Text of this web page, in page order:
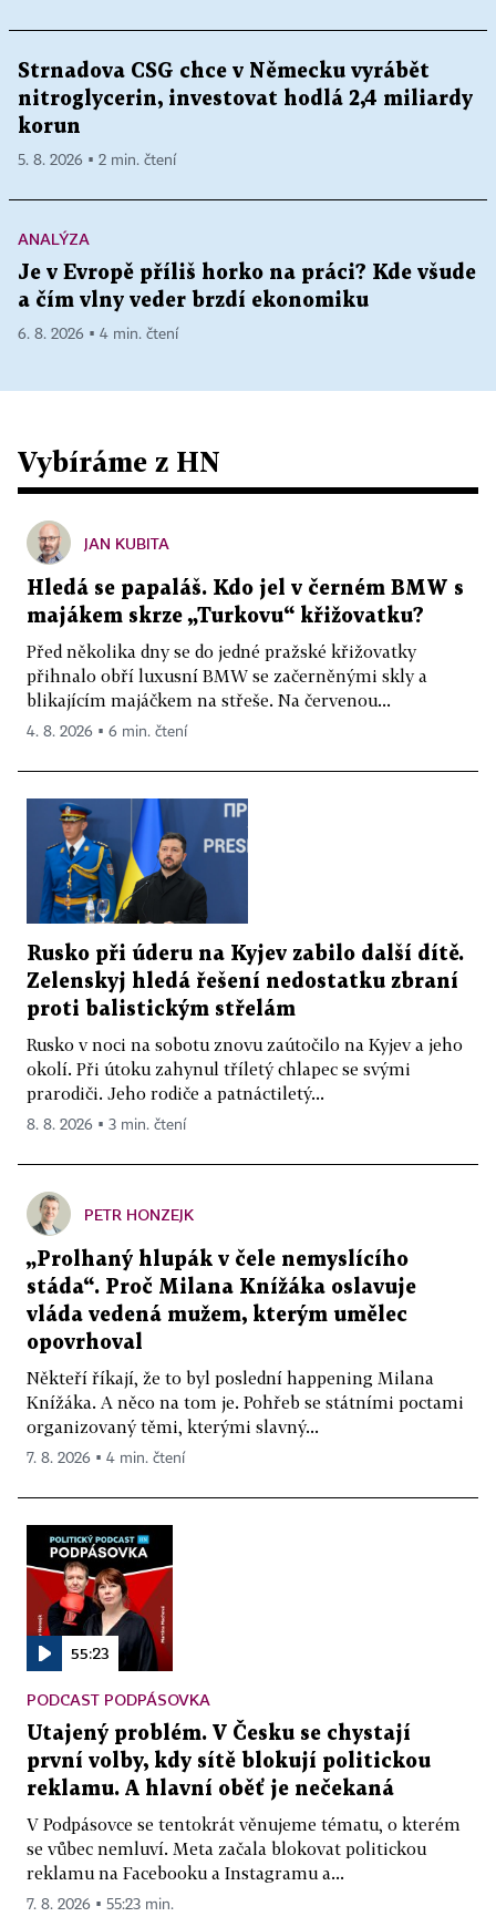
Strnadova CSG chce v Německu vyrábět
nitroglycerin, investovat hodlá 2,4 miliardy
korun
5. 8. 2026 ▪ 2 min. čtení
ANALÝZA
Je v Evropě příliš horko na práci? Kde všude
a čím vlny veder brzdí ekonomiku
6. 8. 2026 ▪ 4 min. čtení
Vybíráme z HN
JAN KUBITA
Hledá se papaláš. Kdo jel v černém BMW s
majákem skrze „Turkovu“ křižovatku?
Před několika dny se do jedné pražské křižovatky
přihnalo obří luxusní BMW se začerněnými skly a
blikajícím majáčkem na střeše. Na červenou...
4. 8. 2026 ▪ 6 min. čtení
Rusko při úderu na Kyjev zabilo další dítě.
Zelenskyj hledá řešení nedostatku zbraní
proti balistickým střelám
Rusko v noci na sobotu znovu zaútočilo na Kyjev a jeho
okolí. Při útoku zahynul tříletý chlapec se svými
prarodiči. Jeho rodiče a patnáctiletý...
8. 8. 2026 ▪ 3 min. čtení
PETR HONZEJK
„Prolhaný hlupák v čele nemyslícího
stáda“. Proč Milana Knížáka oslavuje
vláda vedená mužem, kterým umělec
opovrhoval
Někteří říkají, že to byl poslední happening Milana
Knížáka. A něco na tom je. Pohřeb se státními poctami
organizovaný těmi, kterými slavný...
7. 8. 2026 ▪ 4 min. čtení
55:23
PODCAST PODPÁSOVKA
Utajený problém. V Česku se chystají
první volby, kdy sítě blokují politickou
reklamu. A hlavní oběť je nečekaná
V Podpásovce se tentokrát věnujeme tématu, o kterém
se vůbec nemluví. Meta začala blokovat politickou
reklamu na Facebooku a Instagramu a...
7. 8. 2026 ▪ 55:23 min.